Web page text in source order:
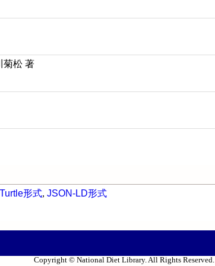
菊松 著
形式, JSON-LD形式
Copyright © National Diet Library. All Rights Reserved.